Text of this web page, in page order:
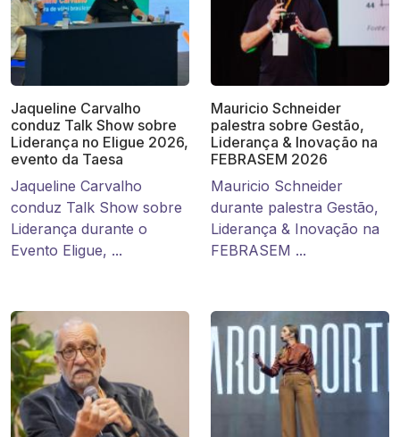
Jaqueline Carvalho
conduz Talk Show sobre
Liderança no Eligue 2026,
evento da Taesa
Jaqueline Carvalho
conduz Talk Show sobre
Liderança durante o
Evento Eligue, ...
Mauricio Schneider
palestra sobre Gestão,
Liderança & Inovação na
FEBRASEM 2026
Mauricio Schneider
durante palestra Gestão,
Liderança & Inovação na
FEBRASEM ...